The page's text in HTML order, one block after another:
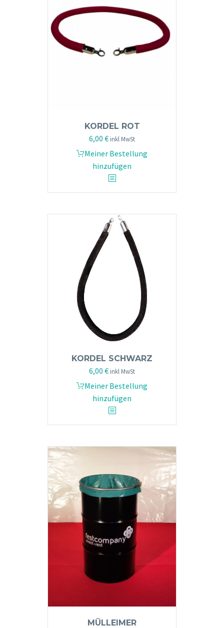
KORDEL ROT
6,00 € inkl MwSt
Meiner Bestellung
hinzufügen
KORDEL SCHWARZ
6,00 € inkl MwSt
Meiner Bestellung
hinzufügen
MÜLLEIMER